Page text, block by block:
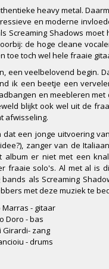
heavy metal.
en moderne
Shadows
de hoge cleane
toe toch wel hele fraaie
een veelbelovend begin.
ik een beetje een
en meebleren
blijkt ook wel uit de
afwisseling.
een jonge uitvoering
zanger van de
er niet met een
solo's. Al met al is
als Screaming
met deze muziek te
Marras - gitaar
Doro - bas
Girardi- zang
- drums